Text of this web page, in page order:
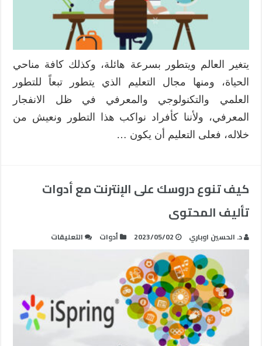
يتغير العالم ويتطور بسرعة هائلة، وكذلك كافة مناحي
الحياة، ومنها مجال التعليم الذي يتطور تبعاً للتطور
العلمي والتكنولوجي والمعرفي في ظل الانفجار
المعرفي، ولأننا كأفراد نواكب هذا التطور ونعيش من
خلاله، فعلى التعليم أن يكون …
كيف تنوع دروسك على الإنترنت مع أدوات
تأليف المحتوى
د. الحسين اوباري 2023/05/02 أدوات التعليقات
الإنترنت
مع
أدوات